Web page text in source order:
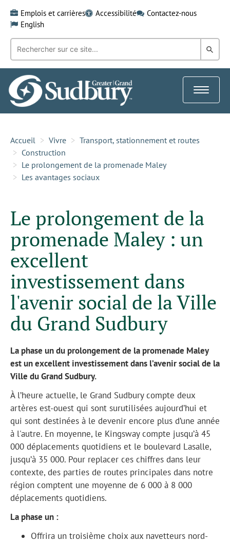
content
Emplois et carrières Accessibilité
Contactez-nous
English
Recherche
mot-
clé:
dans
Toggle
Accueil Vivre
Transport, stationnement et routes
Construction
Le prolongement de la promenade Maley
Les avantages sociaux
Le prolongement de la
promenade Maley : un
excellent
investissement dans
l'avenir social de la Ville
du Grand Sudbury
La phase un du prolongement de la promenade Maley
est un excellent investissement dans l’avenir social de la
Ville du Grand Sudbury.
À l’heure actuelle, le Grand Sudbury compte deux
artères est-ouest qui sont surutilisées aujourd’hui et
qui sont destinées à le devenir encore plus d’une année
à l'autre. En moyenne, le Kingsway compte jusqu’à 45
000 déplacements quotidiens et le boulevard Lasalle,
jusqu’à 35 000. Pour replacer ces chiffres dans leur
contexte, des parties de routes principales dans notre
région comptent une moyenne de 6 000 à 8 000
déplacements quotidiens.
La phase un :
Offrira un troisième choix aux navetteurs nord-